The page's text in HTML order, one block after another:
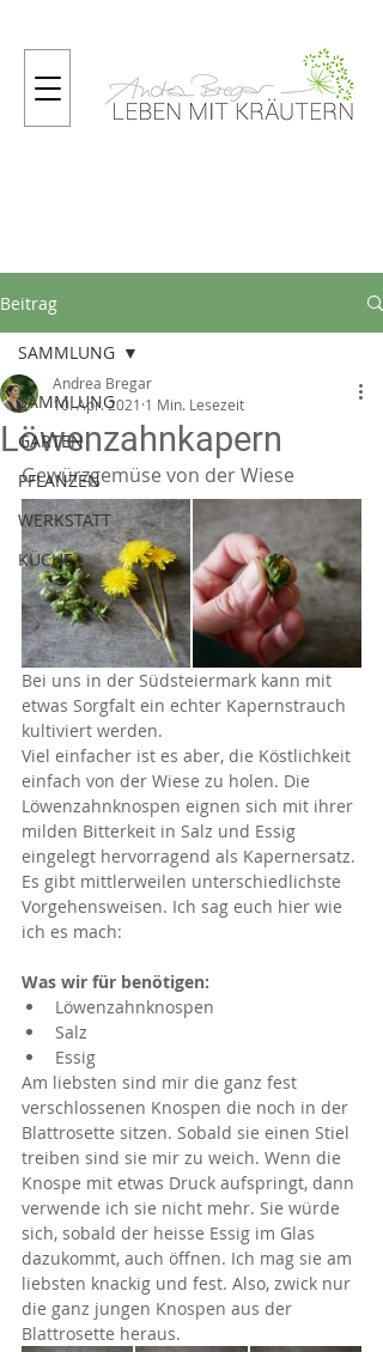
Beitrag
SAMMLUNG
GARTEN
PFLANZEN
WERKSTATT
KÜCHE
SAMMLUNG
Löwenzahnkapern
Andrea Bregar
10. Apr. 2021 1 Min. Lesezeit
Gewürzgemüse von der Wiese
Bei uns in der Südsteiermark kann mit
etwas Sorgfalt ein echter Kapernstrauch
kultiviert werden.
Viel einfacher ist es aber, die Köstlichkeit
einfach von der Wiese zu holen. Die
Löwenzahnknospen eignen sich mit ihrer
milden Bitterkeit in Salz und Essig
eingelegt hervorragend als Kapernersatz.
Es gibt mittlerweilen unterschiedlichste
Vorgehensweisen. Ich sag euch hier wie
ich es mach:
Was wir für benötigen:
Löwenzahnknospen
Salz
Essig
Am liebsten sind mir die ganz fest
verschlossenen Knospen die noch in der
Blattrosette sitzen. Sobald sie einen Stiel
treiben sind sie mir zu weich. Wenn die
Knospe mit etwas Druck aufspringt, dann
verwende ich sie nicht mehr. Sie würde
sich, sobald der heisse Essig im Glas
dazukommt, auch öffnen. Ich mag sie am
liebsten knackig und fest. Also, zwick nur
die ganz jungen Knospen aus der
Blattrosette heraus.